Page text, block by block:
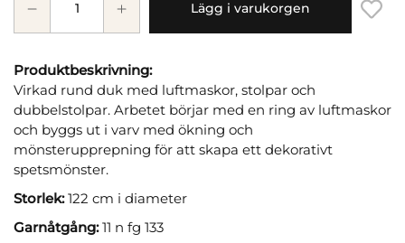
Lägg i varukorgen
Produktbeskrivning:
Virkad rund duk med luftmaskor, stolpar och
dubbelstolpar. Arbetet börjar med en ring av luftmaskor
och byggs ut i varv med ökning och
mönsterupprepning för att skapa ett dekorativt
spetsmönster.
Storlek:122 cm i diameter
Garnåtgång:11 n fg 133